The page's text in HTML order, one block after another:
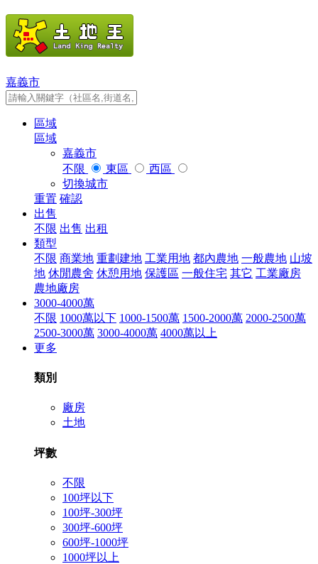
嘉義市
區域
區域
嘉義市
不限
東區
西區
切換城市
重置 確認
出售
不限 出售 出租
類型
不限 商業地 重劃建地 工業用地 都內農地 一般農地 山坡
地 休閒農舍 休憩用地 保護區 一般住宅 其它 工業廠房
農地廠房
3000-4000萬
不限 1000萬以下 1000-1500萬 1500-2000萬 2000-2500萬
2500-3000萬 3000-4000萬 4000萬以上
更多
類別
廠房
土地
坪數
不限
100坪以下
100坪-300坪
300坪-600坪
600坪-1000坪
1000坪以上